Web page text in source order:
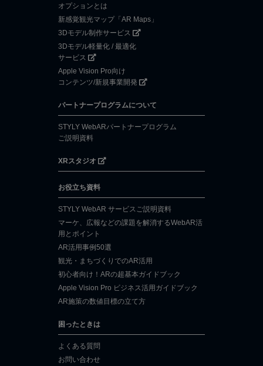
オプションとは
新感覚観光マップ「AR Maps」
3Dモデル制作サービス
3Dモデル軽量化 / 最適化
サービス
Apple Vision Pro向け
コンテンツ/新規事業開発
パートナープログラムについて
STYLY WebARパートナープログラム
ご説明資料
XRスタジオ
お役立ち資料
STYLY WebAR サービスご説明資料
マーケ、広報などの課題を解消するWebAR活
用とポイント
AR活用事例50選
観光・まちづくりでのAR活用
初心者向け！ARの超基本ガイドブック
Apple Vision Pro ビジネス活用ガイドブック
AR施策の数値目標の立て方
困ったときは
よくある質問
お問い合わせ